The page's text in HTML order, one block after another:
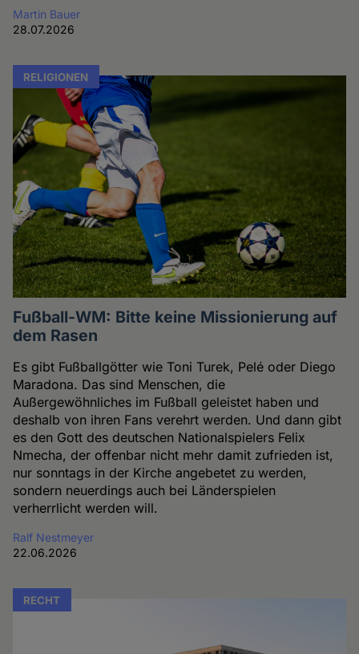
Martin Bauer
28.07.2026
RELIGIONEN
Fußball-WM: Bitte keine Missionierung auf
dem Rasen
Es gibt Fußballgötter wie Toni Turek, Pelé oder Diego
Maradona. Das sind Menschen, die
Außergewöhnliches im Fußball geleistet haben und
deshalb von ihren Fans verehrt werden. Und dann gibt
es den Gott des deutschen Nationalspielers Felix
Nmecha, der offenbar nicht mehr damit zufrieden ist,
nur sonntags in der Kirche angebetet zu werden,
sondern neuerdings auch bei Länderspielen
verherrlicht werden will.
Ralf Nestmeyer
22.06.2026
RECHT